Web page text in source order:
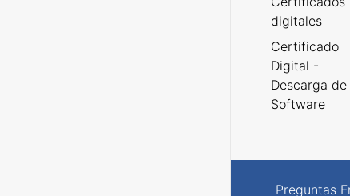
digitales
Certificado
Digital -
Descarga de
Software
Preguntas